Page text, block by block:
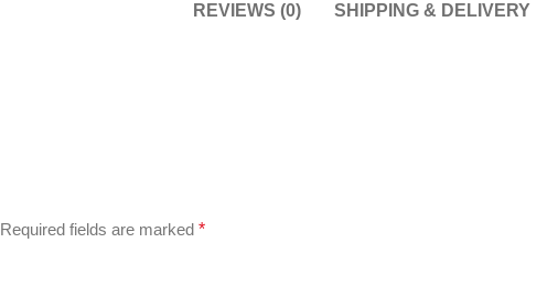
REVIEWS (0) SHIPPING & DELIVERY
Required fields are marked *